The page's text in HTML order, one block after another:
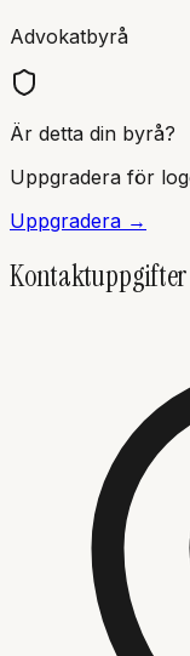
Advokatbyrå
Är detta din byrå?
Uppgradera för
Uppgradera →
Kontaktuppgifter